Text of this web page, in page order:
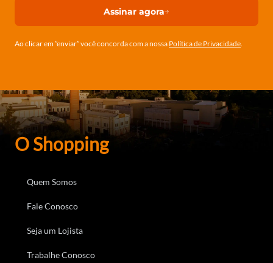
Assinar agora
Ao clicar em ”enviar” você concorda com a nossa Política de Privacidade
O Shopping
Quem Somos
Fale Conosco
Seja um Lojista
Trabalhe Conosco